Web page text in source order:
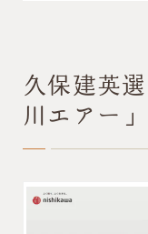
久保建英
川エアー」